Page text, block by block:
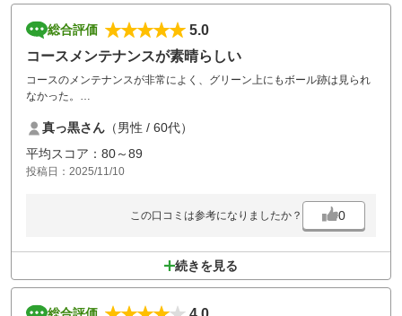
総合評価
5.0
コースメンテナンスが素晴らしい
コースのメンテナンスが非常によく、グリーン上にもボール跡は見られ
なかった。
是非、今後も利用させて頂きたいと思います。
真っ黒さん （男性 / 60代）
平均スコア：80～89
投稿日：2025/11/10
この口コミは参考になりましたか？ 0
続きを見る